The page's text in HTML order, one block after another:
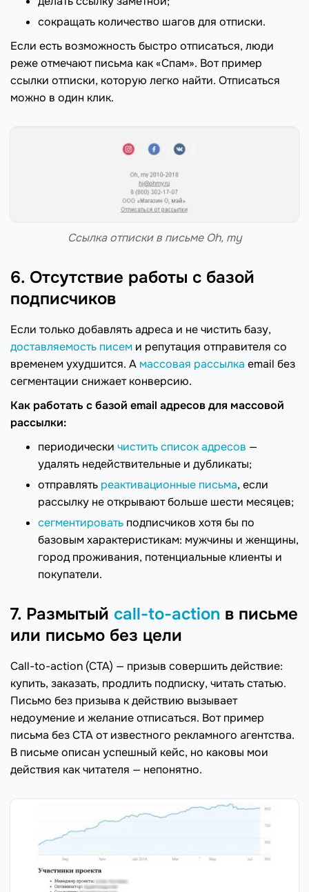
сокращать количество шагов для отписки.
Если есть возможность быстро отписаться, люди
реже отмечают письма как «Спам». Вот пример
ссылки отписки, которую легко найти. Отписаться
можно в один клик.
Ссылка отписки в письме Oh, my
6. Отсутствие работы с базой
подписчиков
Если только добавлять адреса и не чистить базу,
доставляемость писем и репутация отправителя со
временем ухудшится. А массовая рассылка email без
сегментации снижает конверсию.
Как работать с базой email адресов для массовой
рассылки:
периодически чистить список адресов —
удалять недействительные и дубликаты;
отправлять реактивационные письма, если
рассылку не открывают больше шести месяцев;
сегментировать подписчиков хотя бы по
базовым характеристикам: мужчины и женщины,
город проживания, потенциальные клиенты и
покупатели.
7. Размытый call-to-аction в письме
или письмо без цели
Сall-to-аction (CTA) — призыв совершить действие:
купить, заказать, продлить подписку, читать статью.
Письмо без призыва к действию вызывает
недоумение и желание отписаться. Вот пример
письма без CTA от известного рекламного агентства.
В письме описан успешный кейс, но каковы мои
действия как читателя — непонятно.